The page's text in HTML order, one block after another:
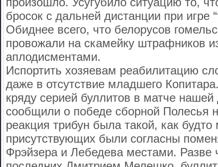
бросок с дальней дистанции при игре
Обиднее всего, что белорусов
провожали на скамейку штрафников
аплодисментами.
Испортить хозяевам реабилитацию
даже в отсутствие младшего
кряду серией буллитов в матче
сообщили о победе сборной Полесья
реакция трибун была такой, как
присутствующих были согласны
Фрэйзера и Лебедева местами. Разве